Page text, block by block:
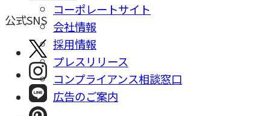
コーポレートサイト
会社情報
採⽤情報
プレスリリース
コンプライアンス相談窓⼝
広告のご案内
公式SNS